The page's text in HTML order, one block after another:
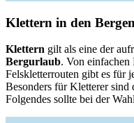
Klettern in den Bergen
Klettern gilt als eine der
Bergurlaub. Von einfachen
Felskletterrouten gibt es für
Besonders für Kletterer sind
Folgendes sollte bei der